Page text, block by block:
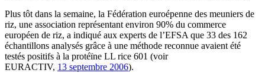
Plus tôt dans la semaine, la Fédération euroépenne des meuniers de
riz, une association représentant environ 90% du commerce
européen de riz, a indiqué aux experts de l’EFSA que 33 des 162
échantillons analysés grâce à une méthode reconnue avaient été
testés positifs à la protéïne LL rice 601 (voir
EURACTIV, 13 septembre 2006).